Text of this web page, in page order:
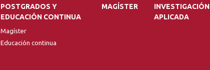
POSTGRADOS Y
EDUCACIÓN CONTINUA
Magíster
Educación continua
MAGÍSTER
INVESTIGACIÓN
APLICADA